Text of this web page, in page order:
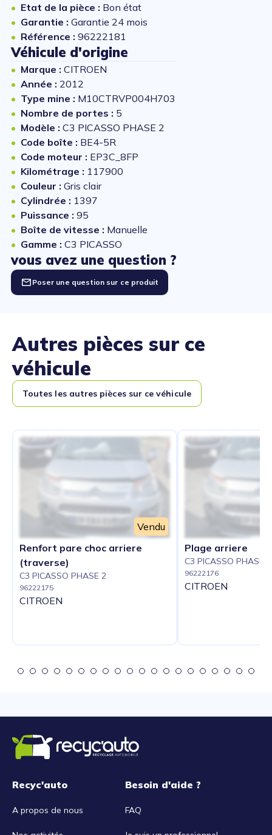
Etat de la pièce : Bon état
Garantie : Garantie 24 mois
Référence : 96222181
Véhicule d'origine
Marque : CITROEN
Année : 2012
Type mine : M10CTRVP004H703
Nombre de portes : 5
Modèle : C3 PICASSO PHASE 2
Code boîte : BE4-5R
Code moteur : EP3C_8FP
Kilométrage : 117900
Couleur : Gris clair
Cylindrée : 1397
Puissance : 95
Boîte de vitesse : Manuelle
Gamme : C3 PICASSO
vous avez une question ?
Poser une question sur ce produit
Autres pièces sur ce
véhicule
Toutes les autres pièces sur ce véhicule
Vendu
Renfort pare choc arriere
(traverse)
C3 PICASSO PHASE 2
96222175
CITROEN
Plage arriere
C3 PICASSO PHASE 2
96222176
CITROEN
Recyc'auto
A propos de nous
Besoin d'aide ?
FAQ